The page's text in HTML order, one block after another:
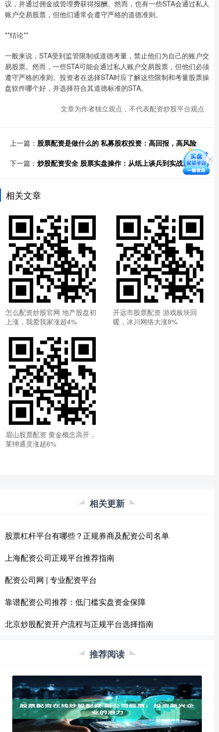
议，并通过佣金或管理费获得报酬。然而，也有一些STA会通过私人
账户交易股票，但他们通常会遵守严格的道德准则。
**结论**
一般来说，STA受到监管限制或道德考量，禁止他们为自己的账户交
易股票。然而，一些STA可能会通过私人账户交易股票，但他们必须
遵守严格的准则。投资者在选择STA时应了解这些限制和考量股票操
盘软件哪个好，并选择符合其道德标准的STA。
文章为作者独立观点，不代表配资炒股平台观点
上一篇： 股票配资是做什么的 私募股权投资：高回报，高风险
下一篇： 炒股配资安全 股票实盘操作：从纸上谈兵到实战演练
相关文章
怎么配资炒股官网 地产股盘初
上涨，我爱我家涨超4%
开远市股票配资 游戏板块回
暖，冰川网络大涨8%
眉山股票配资 黄金概念高开，
莱绅通灵涨超6%
相关更新
股票杠杆平台有哪些？正规券商及配资公司名单
上海配资公司正规平台推荐指南
配资公司网 | 专业配资平台
靠谱配资公司推荐：低门槛实盘资金保障
北京炒股配资开户流程与正规平台选择指南
推荐阅读